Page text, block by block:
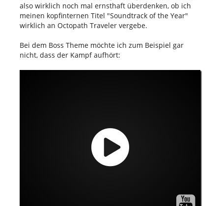
also wirklich noch mal ernsthaft überdenken, ob ich
meinen kopfinternen Titel "Soundtrack of the Year"
wirklich an Octopath Traveler vergebe.
Bei dem Boss Theme möchte ich zum Beispiel gar
nicht, dass der Kampf aufhört: